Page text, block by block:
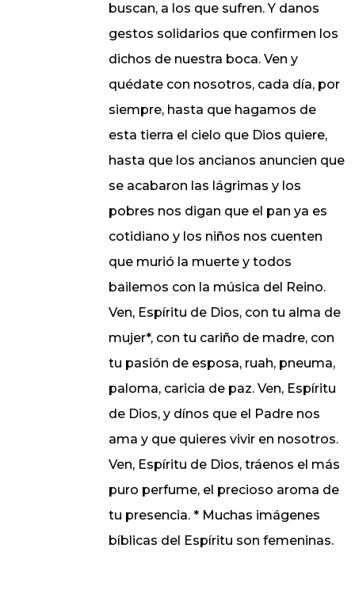
buscan, a los que sufren. Y danos
gestos solidarios que confirmen los
dichos de nuestra boca. Ven y
quédate con nosotros, cada día, por
siempre, hasta que hagamos de
esta tierra el cielo que Dios quiere,
hasta que los ancianos anuncien que
se acabaron las lágrimas y los
pobres nos digan que el pan ya es
cotidiano y los niños nos cuenten
que murió la muerte y todos
bailemos con la música del Reino.
Ven, Espíritu de Dios, con tu alma de
mujer*, con tu cariño de madre, con
tu pasión de esposa, ruah, pneuma,
paloma, caricia de paz. Ven, Espíritu
de Dios, y dínos que el Padre nos
ama y que quieres vivir en nosotros.
Ven, Espíritu de Dios, tráenos el más
puro perfume, el precioso aroma de
tu presencia. * Muchas imágenes
bíblicas del Espíritu son femeninas.